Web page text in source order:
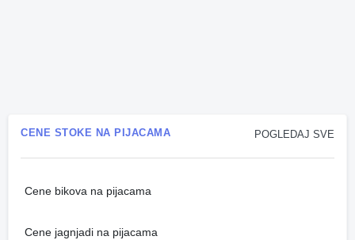
POGLEDAJ SVE
CENE STOKE NA PIJACAMA
Cene bikova na pijacama
Cene jagnjadi na pijacama